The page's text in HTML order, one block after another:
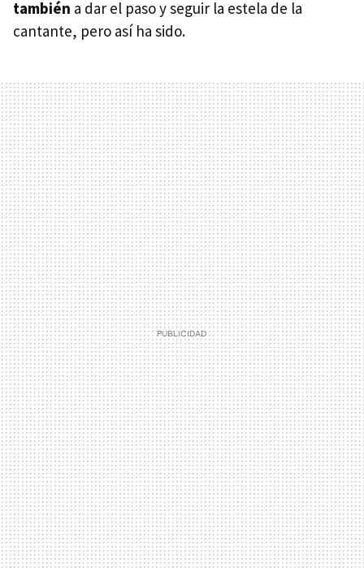
también a dar el paso y seguir la estela de la
cantante, pero así ha sido.